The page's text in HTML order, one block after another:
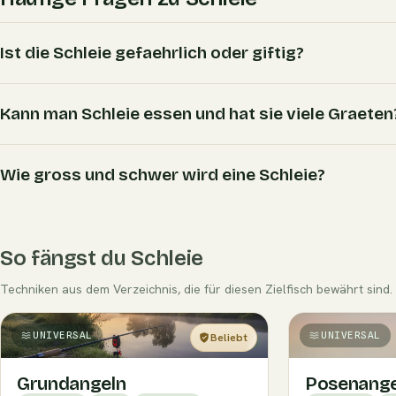
Ist die Schleie gefaehrlich oder giftig?
Kann man Schleie essen und hat sie viele
Wie gross und schwer wird eine Schleie?
So fängst du Schleie
Techniken aus dem Verzeichnis, die für diesen Zielfisch bewährt sind.
UNIVERSAL Beliebt
Einsteiger
Grundangeln
UNIVERSAL